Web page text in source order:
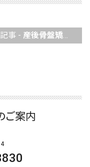
事 - 産後骨盤矯正
ご案内